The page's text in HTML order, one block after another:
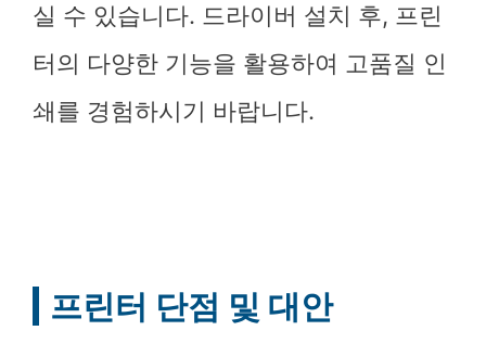
실 수 있습니다. 드라이버 설치 후, 프린
터의 다양한 기능을 활용하여 고품질 인
쇄를 경험하시기 바랍니다.
프린터 단점 및 대안